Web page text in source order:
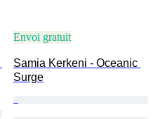
Envoi gratuit
Samia Kerkeni - Oceanic
Surge